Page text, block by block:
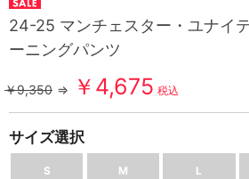
24-25 マンチェスター・ユナイ
ーニングパンツ
￥9,350 ⇒ ￥4,675 税込
サイズ選択
S M L